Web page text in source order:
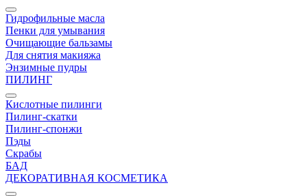
Гидрофильные масла
Пенки для умывания
Очищающие бальзамы
Для снятия макияжа
Энзимные пудры
ПИЛИНГ
Кислотные пилинги
Пилинг-скатки
Пилинг-спонжи
Пэды
Скрабы
БАД
ДЕКОРАТИВНАЯ КОСМЕТИКА